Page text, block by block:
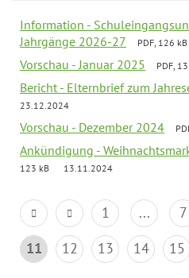
Information -
Jahrgänge 2026-27
PDF, 126 kB
Vorschau - Januar 2025 PDF,
Bericht - Elternbrief zum
23.12.2024
Vorschau - Dezember 2024
Ankündigung -
123 kB
13.11.2024
1 ... 7
11
12 13 14 15